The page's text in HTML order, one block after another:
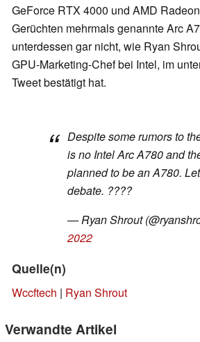
GeForce RTX 4000 und AMD
Gerüchten mehrmals genannte Arc
unterdessen gar nicht, wie Ryan
GPU-Marketing-Chef bei Intel, im
Tweet bestätigt hat.
Despite some rumors to
is no Intel Arc A780 and
planned to be an A780.
debate. ????
— Ryan Shrout
2022
Quelle(n)
Wccftech | Ryan Shrout
Verwandte Artikel